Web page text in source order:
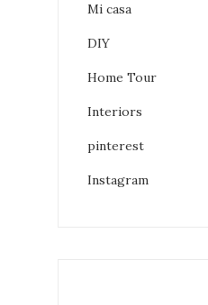
Mi casa
DIY
Home Tour
Interiors
pinterest
Instagram